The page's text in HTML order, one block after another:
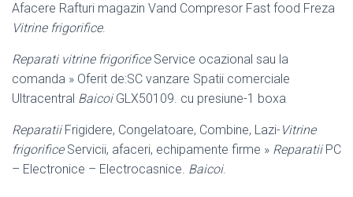
Afacere Rafturi magazin Vand Compresor Fast food Freza
Vitrine frigorifice.
Reparati vitrine frigorificeService ocazional sau la
comanda » Oferit de:SC vanzare Spatii comerciale
Ultracentral BaicoiGLX50109. cu presiune-1 boxa
ReparatiiFrigidere, Congelatoare, Combine, Lazi- Vitrine
frigorificeServicii, afaceri, echipamente firme » ReparatiiPC
– Electronice – Electrocasnice. Baicoi.